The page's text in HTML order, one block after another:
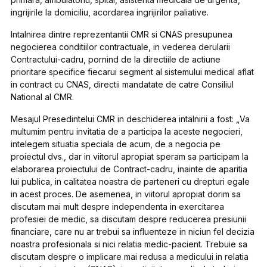
ingrijirile la domiciliu, acordarea ingrijirilor paliative.
Intalnirea dintre reprezentantii CMR si CNAS presupunea
negocierea conditiilor contractuale, in vederea derularii
Contractului-cadru, pornind de la directiile de actiune
prioritare specifice fiecarui segment al sistemului medical aflat
in contract cu CNAS, directii mandatate de catre Consiliul
National al CMR.
Mesajul Presedintelui CMR in deschiderea intalnirii a fost: „Va
multumim pentru invitatia de a participa la aceste negocieri,
intelegem situatia speciala de acum, de a negocia pe
proiectul dvs., dar in viitorul apropiat speram sa participam la
elaborarea proiectului de Contract-cadru, inainte de aparitia
lui publica, in calitatea noastra de parteneri cu drepturi egale
in acest proces. De asemenea, in viitorul apropiat dorim sa
discutam mai mult despre independenta in exercitarea
profesiei de medic, sa discutam despre reducerea presiunii
financiare, care nu ar trebui sa influenteze in niciun fel decizia
noastra profesionala si nici relatia medic-pacient. Trebuie sa
discutam despre o implicare mai redusa a medicului in relatia